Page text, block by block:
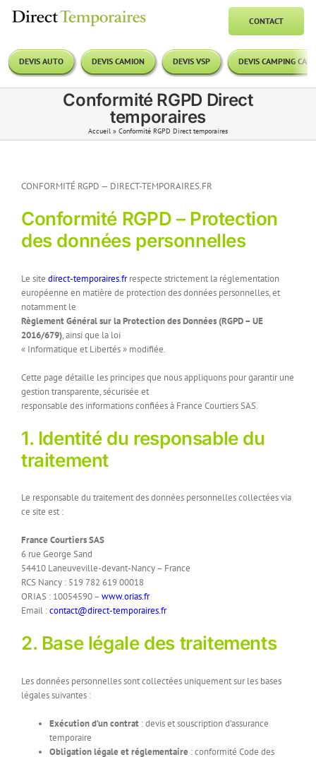
CONTACT
DEVIS AUTO DEVIS CAMION DEVIS VSP DEVIS CAMPING CAR
Conformité RGPD Direct
temporaires
Accueil » Conformité RGPD Direct temporaires
CONFORMITÉ RGPD — DIRECT-TEMPORAIRES.FR
Conformité RGPD – Protection
des données personnelles
Le site direct-temporaires.frrespecte strictement la réglementation
européenne en matière de protection des données personnelles, et
notamment le
Règlement Général sur la Protection des Données (RGPD – UE
2016/679), ainsi que la loi
« Informatique et Libertés » modifiée.
Cette page détaille les principes que nous appliquons pour garantir une
gestion transparente, sécurisée et
responsable des informations confiées à France Courtiers SAS.
1. Identité du responsable du
traitement
Le responsable du traitement des données personnelles collectées via
ce site est :
France Courtiers SAS
6 rue George Sand
54410 Laneuveville-devant-Nancy – France
RCS Nancy : 519 782 619 00018
ORIAS : 10054590 – www.orias.fr
Email :contact@direct-temporaires.fr
2. Base légale des traitements
Les données personnelles sont collectées uniquement sur les bases
légales suivantes :
Exécution d’un contrat: devis et souscription d’assurance
temporaire
Obligation légale et réglementaire : conformité Code des